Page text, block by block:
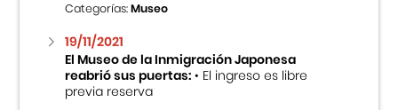
Categorías:Museo
19/11/2021
El Museo de la Inmigración Japonesa
reabrió sus puertas:• El ingreso es libre
previa reserva